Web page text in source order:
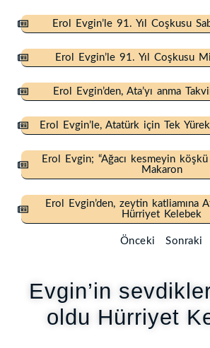
Erol Evgin’le 91. Yıl Coşkusu
Erol Evgin’le 91. Yıl Coşkusu
Erol Evgin’den, Ata’yı anma
Erol Evgin’le, Atatürk için Tek
Erol Evgin; “Ağacı kesmeyin köşkü
Makaron
Erol Evgin’den, zeytin katliamına
Hürriyet Kelebek
Önceki Sonraki
Evgin’in
oldu Hürriyet